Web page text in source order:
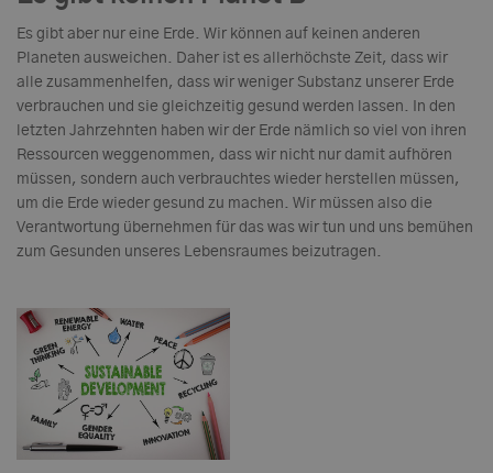
Es gibt aber nur eine Erde. Wir können auf keinen anderen
Planeten ausweichen. Daher ist es allerhöchste Zeit, dass wir
alle zusammenhelfen, dass wir weniger Substanz unserer Erde
verbrauchen und sie gleichzeitig gesund werden lassen. In den
letzten Jahrzehnten haben wir der Erde nämlich so viel von ihren
Ressourcen weggenommen, dass wir nicht nur damit aufhören
müssen, sondern auch verbrauchtes wieder herstellen müssen,
um die Erde wieder gesund zu machen. Wir müssen also die
Verantwortung übernehmen für das was wir tun und uns bemühen
zum Gesunden unseres Lebensraumes beizutragen.